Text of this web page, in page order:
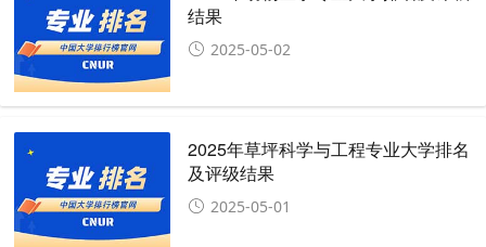
结果
2025-05-02
2025年草坪科学与工程专业大学排名
及评级结果
2025-05-01